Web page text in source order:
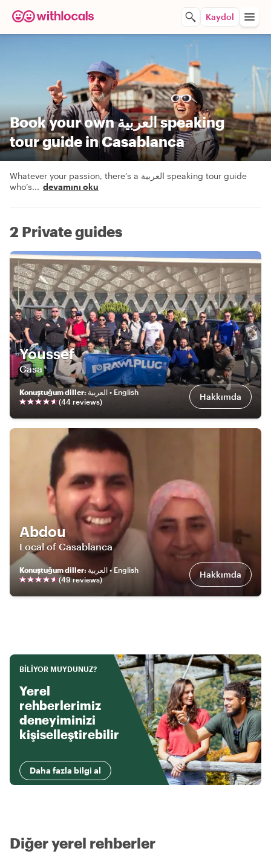
Kaydol
Book your own العربية speaking
tour guide in Casablanca
Whatever your passion, there’s a العربية speaking tour guide
who’s... devamını oku
2 Private guides
Youssef
Casa
Konuştuğum diller:
العربية • English
(44 reviews) Hakkımda
Abdou
Local of Casablanca
Konuştuğum diller:
العربية • English
(49reviews) Hakkımda
BILIYOR MUYDUNUZ?
Yerel
rehberlerimiz
deneyiminizi
kişiselleştirebilir
Daha fazla bilgi al
Diğer yerel rehberler